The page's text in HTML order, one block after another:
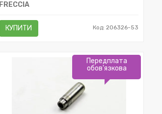
FRECCIA
КУПИТИ Код: 206326-53
Передплата
обов'язкова